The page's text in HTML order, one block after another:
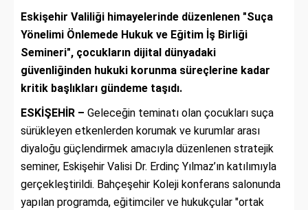
Eskişehir Valiliği himayelerinde düzenlenen "Suça
Yönelimi Önlemede Hukuk ve Eğitim İş Birliği
Semineri", çocukların dijital dünyadaki
güvenliğinden hukuki korunma süreçlerine kadar
kritik başlıkları gündeme taşıdı.
ESKİŞEHİR – Geleceğin teminatı olan çocukları suça
sürükleyen etkenlerden korumak ve kurumlar arası
diyaloğu güçlendirmek amacıyla düzenlenen stratejik
seminer, Eskişehir Valisi Dr. Erdinç Yılmaz’ın katılımıyla
gerçekleştirildi. Bahçeşehir Koleji konferans salonunda
yapılan programda, eğitimciler ve hukukçular "ortak